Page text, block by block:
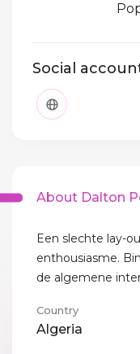
Social
About Dalton
Een slechte lay-
enthousiasme.
de algemene
Country
Algeria